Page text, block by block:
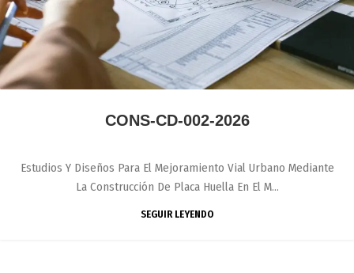
CONS-CD-002-2026
Estudios Y Diseños Para El Mejoramiento Vial Urbano Mediante
La Construcción De Placa Huella En El M...
SEGUIR LEYENDO